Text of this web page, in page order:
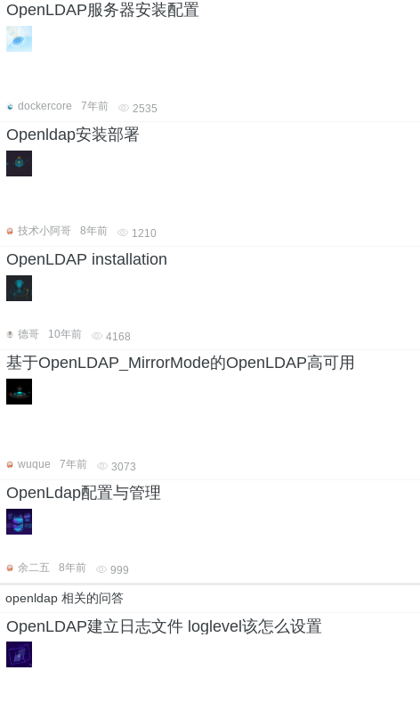
OpenLDAP服务器安装配置
dockercore
7年前 2535
Openldap安装部署
技术小阿哥
8年前 1210
OpenLDAP installation
德哥
10年前 4168
基于OpenLDAP_MirrorMode的OpenLDAP高可用
wuque
7年前 3073
OpenLdap配置与管理
余二五
8年前 999
openldap 相关的问答
OpenLDAP建立日志文件 loglevel该怎么设置